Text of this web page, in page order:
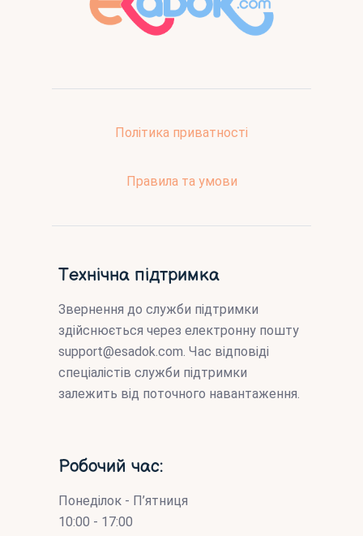
Політика приватності
Правила та умови
Технічна підтримка
Звернення до служби підтримки
здійснюється через електронну пошту
support@esadok.com . Час відповіді
спеціалістів служби підтримки
залежить від поточного навантаження.
Робочий час:
Понеділок - П’ятниця
10:00 - 17:00